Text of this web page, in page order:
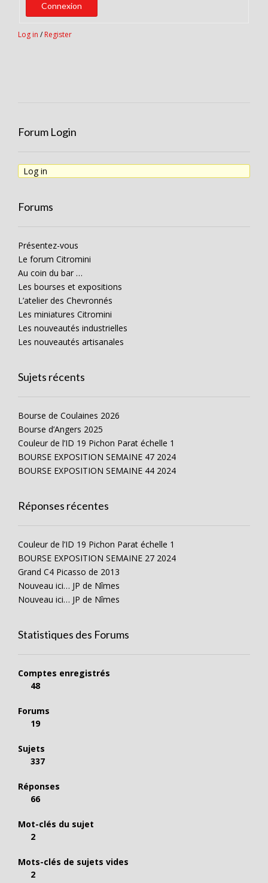
Connexion
Log in / Register
Forum Login
Log in
Forums
Présentez-vous
Le forum Citromini
Au coin du bar …
Les bourses et expositions
L’atelier des Chevronnés
Les miniatures Citromini
Les nouveautés industrielles
Les nouveautés artisanales
Sujets récents
Bourse de Coulaines 2026
Bourse d’Angers 2025
Couleur de l’ID 19 Pichon Parat échelle 1
BOURSE EXPOSITION SEMAINE 47 2024
BOURSE EXPOSITION SEMAINE 44 2024
Réponses récentes
Couleur de l’ID 19 Pichon Parat échelle 1
BOURSE EXPOSITION SEMAINE 27 2024
Grand C4 Picasso de 2013
Nouveau ici… JP de Nîmes
Nouveau ici… JP de Nîmes
Statistiques des Forums
Comptes enregistrés
48
Forums
19
Sujets
337
Réponses
66
Mot-clés du sujet
2
Mots-clés de sujets vides
2